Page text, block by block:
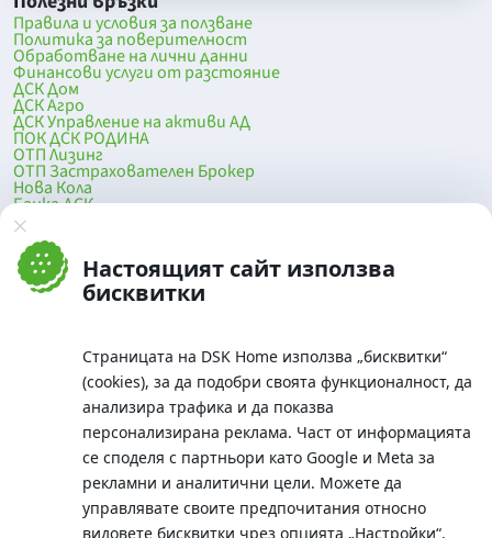
Настоящият сайт използва
бисквитки
Страницата на DSK Home използва „бисквитки“
(cookies), за да подобри своята функционалност, да
анализира трафика и да показва
персонализирана реклама. Част от информацията
се споделя с партньори като Google и Meta за
рекламни и аналитични цели. Можете да
управлявате своите предпочитания относно
видовете бисквитки чрез опцията „Настройки“.
Правила и условия за ползване
Политика за поверителност
Обработване на лични данни
Финансови услуги от разстояние
ДСК Дом
ДСК Агро
ДСК Управление на активи АД
ПОК ДСК РОДИНА
ОТП Лизинг
ОТП Застрахователен Брокер
Нова Кола
Банка ДСК
DSK Mobile
Оферти за продажба от Банка ДСК
Клонова мрежа и банкомати
До началото на страницата
Телефон:
0700 10 375 / *2375